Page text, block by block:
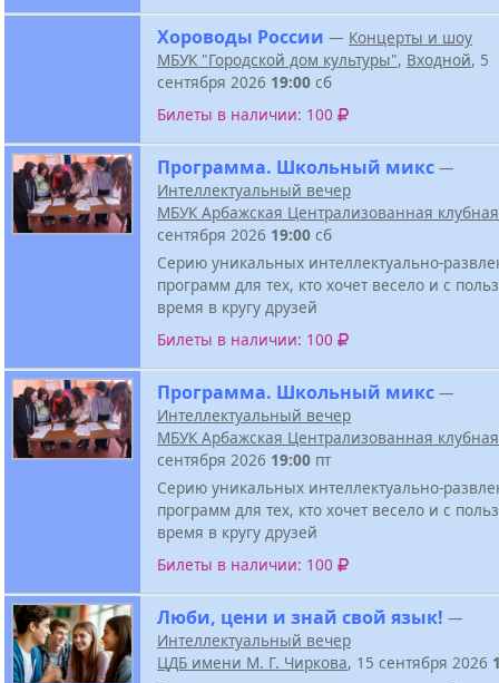
Хороводы России — Концерты и шоу
МБУК "Городской дом культуры", Входной, 5
сентября 2026 19:00 сб
Билеты в наличии: 100
Программа. Школьный микс —
Интеллектуальный вечер
МБУК Арбажская Централизованная
сентября 2026 19:00 сб
Серию уникальных интеллектуально-
программ для тех, кто хочет весело и с
время в кругу друзей
Билеты в наличии: 100
Программа. Школьный микс —
Интеллектуальный вечер
МБУК Арбажская Централизованная
сентября 2026 19:00 пт
Серию уникальных интеллектуально-
программ для тех, кто хочет весело и с
время в кругу друзей
Билеты в наличии: 100
Люби, цени и знай свой язык! —
Интеллектуальный вечер
ЦДБ имени М. Г. Чиркова, 15 сентября 2026